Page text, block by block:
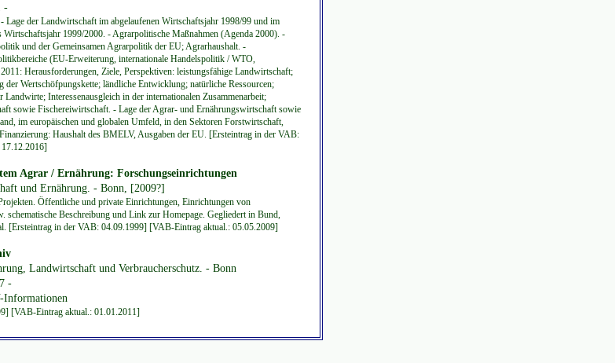
-
Lage der Landwirtschaft im abgelaufenen Wirtschaftsjahr 1998/99 und im
Wirtschaftsjahr 1999/2000. - Agrarpolitische Maßnahmen (Agenda 2000). -
und der Gemeinsamen Agrarpolitik der EU; Agrarhaushalt. -
(EU-Erweiterung, internationale Handelspolitik / WTO,
Herausforderungen, Ziele, Perspektiven: leistungsfähige Landwirtschaft;
der Wertschöfpungskette; ländliche Entwicklung; natürliche Ressourcen;
Landwirte; Interessenausgleich in der internationalen Zusammenarbeit;
sowie Fischereiwirtschaft. - Lage der Agrar- und Ernährungswirtschaft sowie
im europäischen und globalen Umfeld, in den Sektoren Forstwirtschaft,
Haushalt des BMELV, Ausgaben der EU. [Ersteintrag in der VAB:
Agrar / Ernährung: Forschungseinrichtungen
und Ernährung. - Bonn, [2009?]
Öffentliche und private Einrichtungen, Einrichtungen von
schematische Beschreibung und Link zur Homepage. Gegliedert in Bund,
[Ersteintrag in der VAB: 04.09.1999] [VAB-Eintrag aktual.: 05.05.2009]
Landwirtschaft und Verbraucherschutz. - Bonn
-
[VAB-Eintrag aktual.: 01.01.2011]